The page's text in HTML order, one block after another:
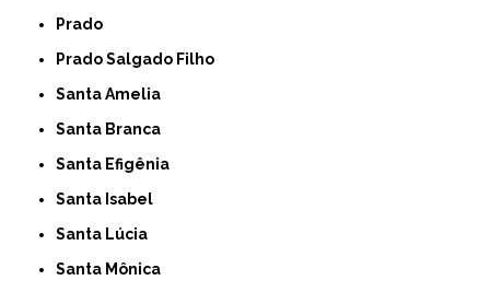
Prado
Prado Salgado Filho
Santa Amelia
Santa Branca
Santa Efigênia
Santa Isabel
Santa Lúcia
Santa Mônica